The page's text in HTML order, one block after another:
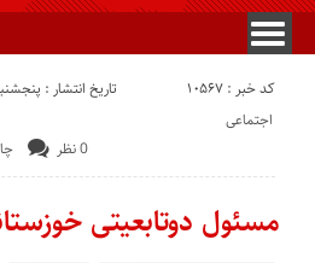
کد خبر : 10567 تاریخ انتشار : پنجشنبه ۱۵ دی ۱۴۰۱ -
0 نظر
اجتماعی
مسئول دوتابعیتی